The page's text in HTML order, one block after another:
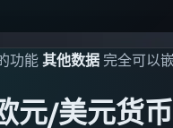
功能其他数据 完全可以
元/美元货